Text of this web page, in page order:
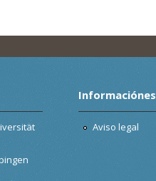
Informaciónes
Aviso legal